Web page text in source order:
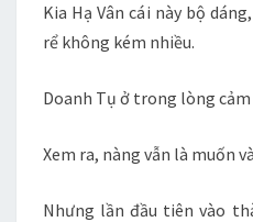
Kia Hạ Vân cái này bộ
rể không kém nhiều.
Doanh Tụ ở trong lòng
Xem ra, nàng vẫn là muốn
Nhưng lần đầu tiên vào